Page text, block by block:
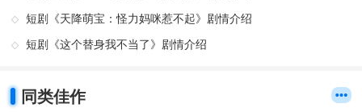
短剧《天降萌宝：怪力妈咪惹不起》剧情介绍
短剧《这个替身我不当了》剧情介绍
同类佳作